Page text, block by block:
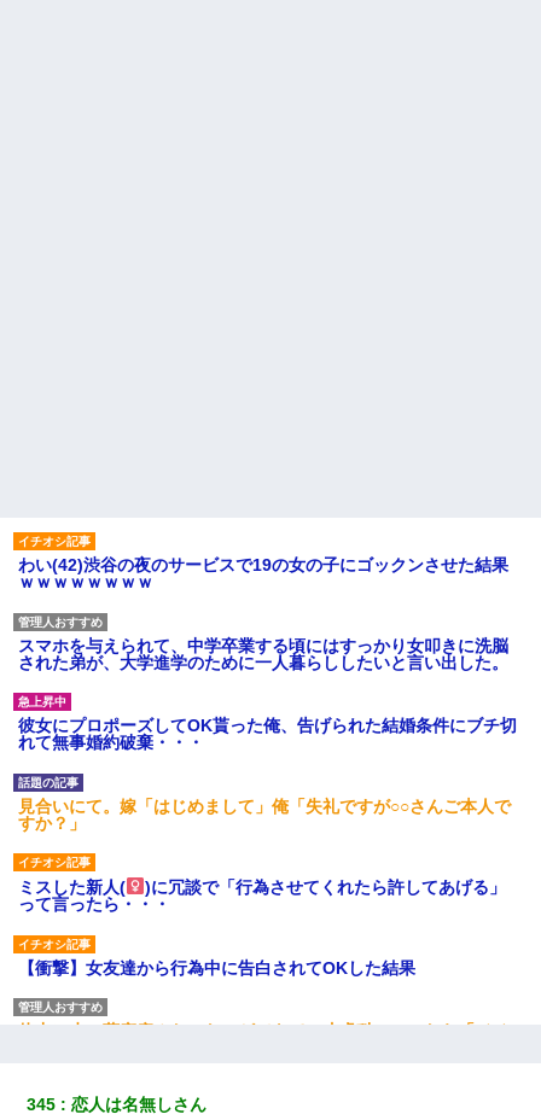
わい(42)渋谷の夜のサービスで19の女の子にゴックンさせた結果
ｗｗｗｗｗｗｗｗ
スマホを与えられて、中学卒業する頃にはすっかり女叩きに洗脳
された弟が、大学進学のために一人暮らししたいと言い出した。
彼女にプロポーズしてOK貰った俺、告げられた結婚条件にブチ切
れて無事婚約破棄・・・
見合いにて。嫁「はじめまして」俺「失礼ですが○○さんご本人で
すか？」
ミスした新人(
)に冗談で「行為させてくれたら許してあげる」
って言ったら・・・
【衝撃】女友達から行為中に告白されてOKした結果
体中に赤い蕁麻疹みたいなのができて、皮膚科にいったら「ジベ
妹が嘘つきな元カレと寄りを戻してしまったという話をしていた
345 恋人は名無しさん